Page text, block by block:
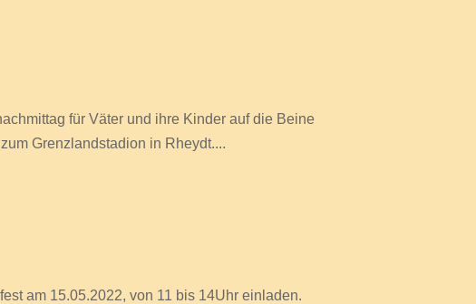
für Väter und ihre Kinder auf die Beine
Grenzlandstadion in Rheydt....
am 15.05.2022, von 11 bis 14Uhr einladen.